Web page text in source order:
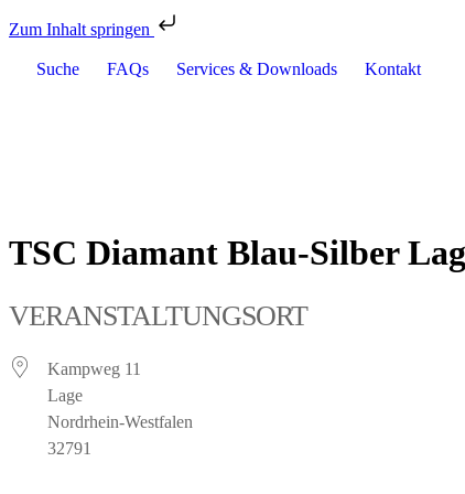
Zum Inhalt springen
Suche FAQs Services & Downloads Kontakt
TSC Diamant Blau-Silber
VERANSTALTUNGSORT
Kampweg 11
Lage
Nordrhein-Westfalen
32791